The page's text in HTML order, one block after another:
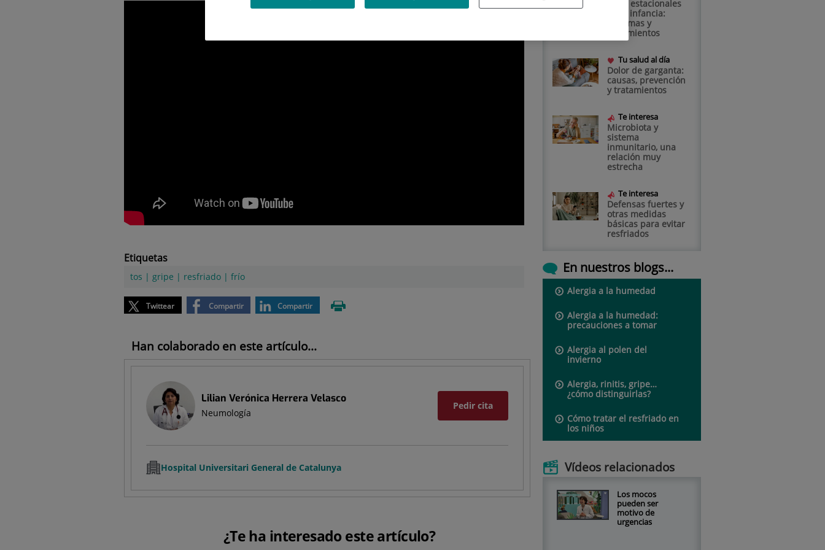
Etiquetas
tos | gripe | resfriado | frío
Twittear Compartir Compartir
Han colaborado en este artículo...
Lilian Verónica Herrera Velasco
Neumología
Pedir cita
Hospital Universitari General de Catalunya
¿Te ha interesado este artículo?
Virus estacionales
en la infancia:
síntomas y
tratamientos
Tu salud al día
Dolor de garganta:
causas, prevención
y tratamientos
Te interesa
Microbiota y
sistema
inmunitario, una
relación muy
estrecha
Te interesa
Defensas fuertes y
otras medidas
básicas para evitar
resfriados
En nuestros blogs...
Alergia a la humedad
Alergia a la humedad:
precauciones a tomar
Alergia al polen del
invierno
Alergia, rinitis, gripe…
¿cómo distinguirlas?
Cómo tratar el resfriado en
los niños
Vídeos relacionados
Los mocos
pueden ser
motivo de
urgencias